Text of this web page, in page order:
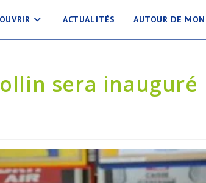
ACTUALITÉS AUTOUR DE
sera inauguré